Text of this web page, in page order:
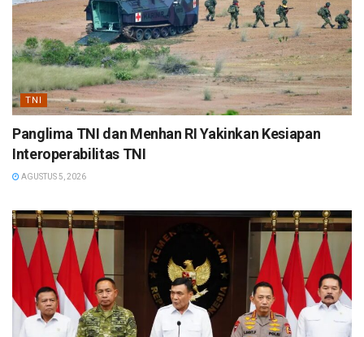
TNI
Panglima TNI dan Menhan RI Yakinkan Kesiapan
Interoperabilitas TNI
AGUSTUS 5, 2026